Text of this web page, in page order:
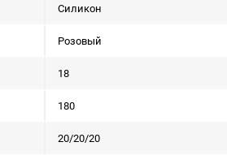
Силикон
Розовый
18
180
20/20/20